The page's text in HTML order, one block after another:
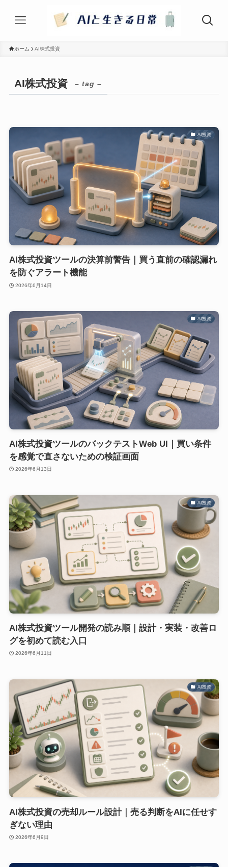
ホーム AI株式投資
AI株式投資 – tag –
AI投資
AI株式投資ツールの決算前警告｜買う直前の確認漏れ
を防ぐアラート機能
2026年6月14日
AI投資
AI株式投資ツールのバックテストWeb UI｜買い条件
を感覚で直さないための検証画面
2026年6月13日
AI投資
AI株式投資ツール開発の読み順｜設計・実装・改善ロ
グを初めて読む入口
2026年6月11日
AI投資
AI株式投資の売却ルール設計｜売る判断をAIに任せす
ぎない理由
2026年6月9日